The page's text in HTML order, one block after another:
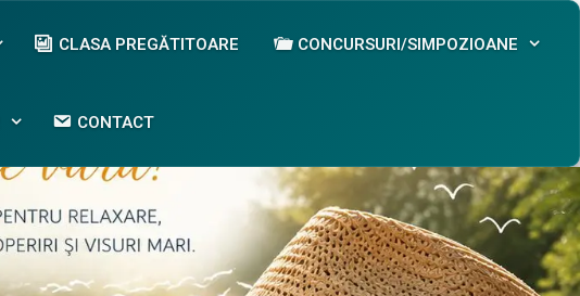
CLASA PREGĂTITOARE CONCURSURI/SIMPOZIOANE
CONTACT